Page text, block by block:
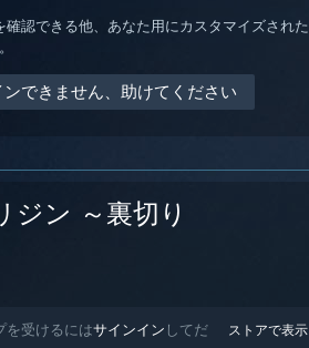
認できる他、あなた用にカスタマイズされた
できません、助けてください
ジン ～裏切り
ストアで表示
を受けるにはサインイン してだ